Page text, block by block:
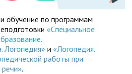
обучение по программам
«Специальное
Логопедия» и «Логопедия.
работы при
.